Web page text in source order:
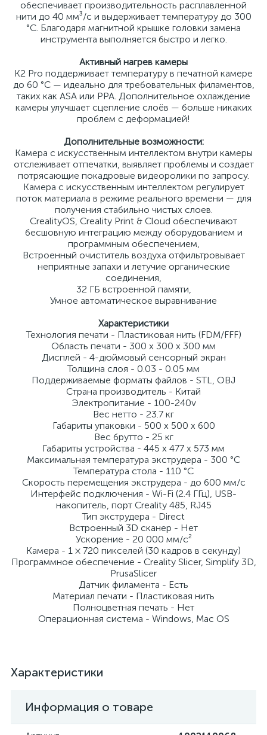
обеспечивает производительность расплавленной
нити до 40 мм³/с и выдерживает температуру до 300
°C. Благодаря магнитной крышке головки замена
инструмента выполняется быстро и легко.
Активный нагрев камеры
K2 Pro поддерживает температуру в печатной камере
до 60 °C — идеально для требовательных филаментов,
таких как ASA или PPA. Дополнительное охлаждение
камеры улучшает сцепление слоёв — больше никаких
проблем с деформацией!
Дополнительные возможности:
Камера с искусственным интеллектом внутри камеры
отслеживает отпечатки, выявляет проблемы и создает
потрясающие покадровые видеоролики по запросу.
Камера с искусственным интеллектом регулирует
поток материала в режиме реального времени — для
получения стабильно чистых слоев.
CrealityOS, Creality Print & Cloud обеспечивают
бесшовную интеграцию между оборудованием и
программным обеспечением,
Встроенный очиститель воздуха отфильтровывает
неприятные запахи и летучие органические
соединения,
32 ГБ встроенной памяти,
Умное автоматическое выравнивание
Характеристики
Технология печати - Пластиковая нить (FDM/FFF)
Область печати - 300 x 300 x 300 мм
Дисплей - 4-дюймовый сенсорный экран
Толщина слоя - 0.03 - 0.05 мм
Поддерживаемые форматы файлов - STL, OBJ
Страна производитель - Китай
Электропитание - 100-240v
Вес нетто - 23.7 кг
Габариты упаковки - 500 x 500 x 600
Вес брутто - 25 кг
Габариты устройства - 445 x 477 x 573 мм
Максимальная температура экструдера - 300 °C
Температура стола - 110 °C
Скорость перемещения экструдера - до 600 мм/с
Интерфейс подключения - Wi-Fi (2.4 ГГц), USB-
накопитель, порт Creality 485, RJ45
Тип экструдера - Direct
Встроенный 3D сканер - Нет
Ускорение - 20 000 мм/с²
Камера - 1 × 720 пикселей (30 кадров в секунду)
Программное обеспечение - Creality Slicer, Simplify 3D,
PrusaSlicer
Датчик филамента - Есть
Материал печати - Пластиковая нить
Полноцветная печать - Нет
Операционная система - Windows, Mac OS
Характеристики
Информация о товаре